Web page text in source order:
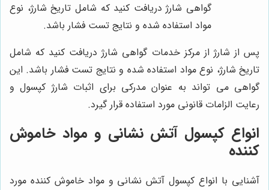
گواهی شارژ دریافت کنید که شامل تاریخ شارژ، نوع
مواد استفاده شده و نتایج تست فشار باشد.
پس از شارژ از مرکز خدمات گواهی شارژ دریافت کنید که شامل
تاریخ شارژ، نوع مواد استفاده شده و نتایج تست فشار باشد. این
گواهی می تواند به عنوان مدرکی برای اثبات شارژ کپسول و
رعایت الزامات قانونی مورد استفاده قرار گیرد.
انواع کپسول آتش نشانی و مواد خاموش
کننده
آشنایی با انواع کپسول آتش نشانی و مواد خاموش کننده مورد